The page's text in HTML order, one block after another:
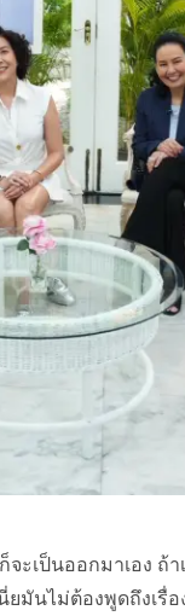
เป็นออกมาเอง ถ้า
มันไม่ต้องพูดถึงเรื่